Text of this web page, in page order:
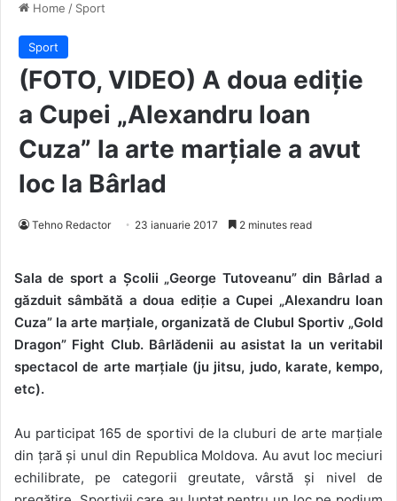
Home / Sport
Sport
(FOTO, VIDEO) A doua ediție
a Cupei „Alexandru Ioan
Cuza” la arte marțiale a avut
loc la Bârlad
Tehno Redactor 23 ianuarie 2017 2 minutes read
Sala de sport a Școlii „George Tutoveanu” din Bârlad a
găzduit sâmbătă a doua ediție a Cupei „Alexandru Ioan
Cuza” la arte marțiale, organizată de Clubul Sportiv „Gold
Dragon” Fight Club. Bârlădenii au asistat la un veritabil
spectacol de arte marțiale (ju jitsu, judo, karate, kempo,
etc).
Au participat 165 de sportivi de la cluburi de arte marțiale
din țară și unul din Republica Moldova. Au avut loc meciuri
echilibrate, pe categorii greutate, vârstă și nivel de